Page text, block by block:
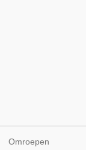
Omroepen